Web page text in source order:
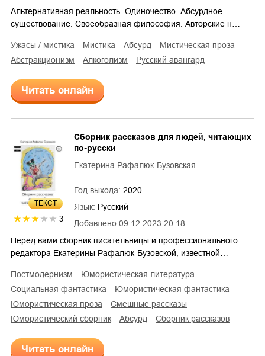
Альтернативная реальность. Одиночество. Абсурдное
существование. Своеобразная философия. Авторские н…
ужасы / мистика мистика абсурд
мистическая проза
абстракционизм
алкоголизм русский авангард
Читать онлайн
ТЕКСТ
3 Добавлено 09.12.2023 20:18
Сборник рассказов для людей, читающих
по-русски
Екатерина Рафалюк-Бузовская
Год выхода: 2020
Язык: Русский
Перед вами сборник писательницы и профессионального
редактора Екатерины Рафалюк-Бузовской, известной…
постмодернизм
юмористическая литература
социальная фантастика
юмористическая фантастика
юмористическая проза
смешные рассказы
юмористический сборник
абсурд сборник рассказов
Читать онлайн